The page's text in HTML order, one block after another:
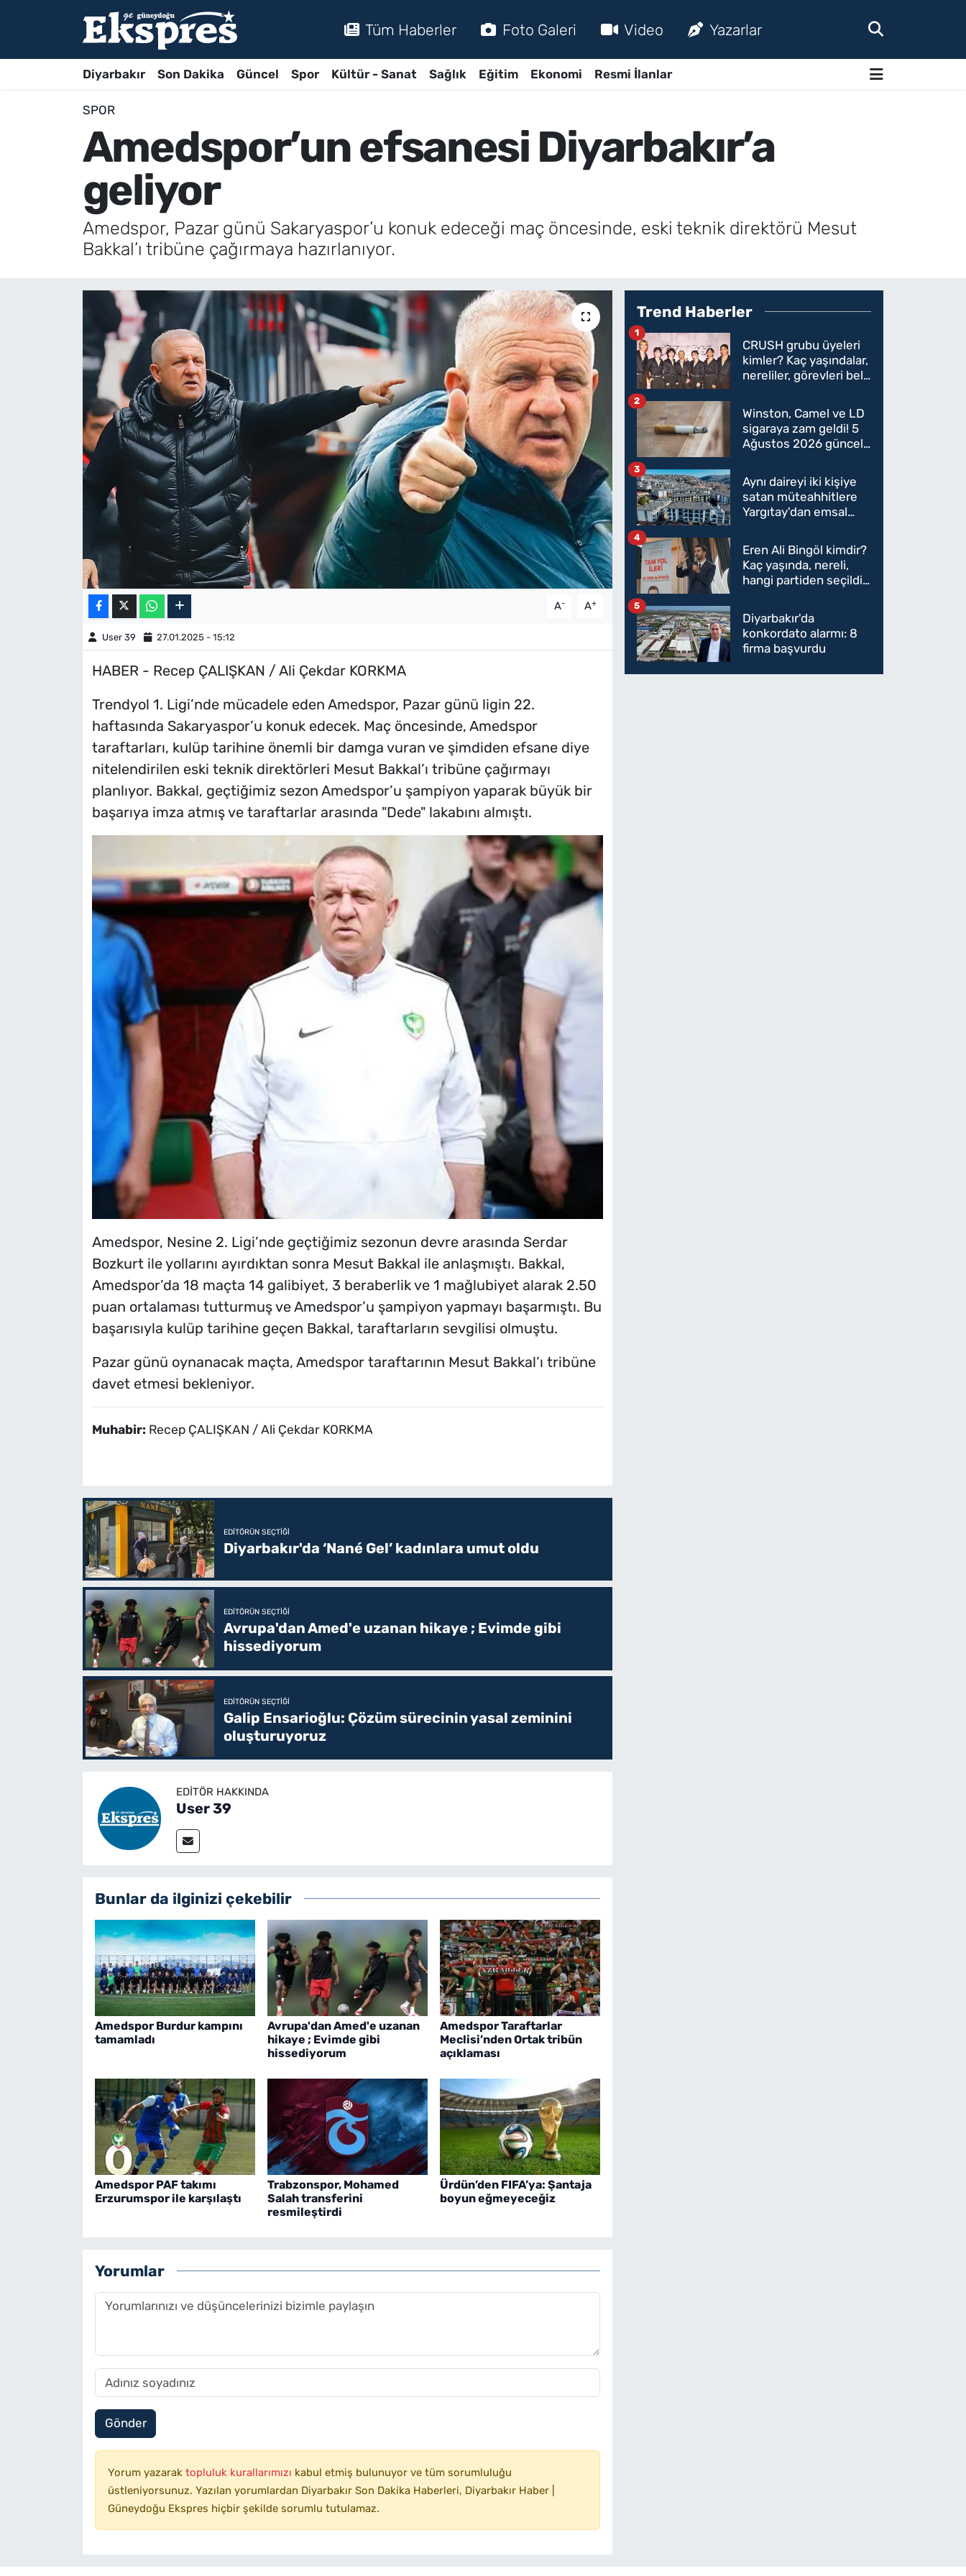
Tüm Haberler Foto Galeri Video Yazarlar
Diyarbakır Son Dakika Güncel Spor Kültür - Sanat Sağlık Eğitim Ekonomi Resmi İlanlar
SPOR
Amedspor’un efsanesi Diyarbakır’a
geliyor
Amedspor, Pazar günü Sakaryaspor’u konuk edeceği maç öncesinde, eski teknik direktörü Mesut
Bakkal’ı tribüne çağırmaya hazırlanıyor.
A- A+
User 39 27.01.2025 - 15:12
HABER - Recep ÇALIŞKAN / Ali Çekdar KORKMA
Trendyol 1. Ligi’nde mücadele eden Amedspor, Pazar günü ligin 22.
haftasında Sakaryaspor’u konuk edecek. Maç öncesinde, Amedspor
taraftarları, kulüp tarihine önemli bir damga vuran ve şimdiden efsane diye
nitelendirilen eski teknik direktörleri Mesut Bakkal’ı tribüne çağırmayı
planlıyor. Bakkal, geçtiğimiz sezon Amedspor’u şampiyon yaparak büyük bir
başarıya imza atmış ve taraftarlar arasında "Dede" lakabını almıştı.
Amedspor, Nesine 2. Ligi’nde geçtiğimiz sezonun devre arasında Serdar
Bozkurt ile yollarını ayırdıktan sonra Mesut Bakkal ile anlaşmıştı. Bakkal,
Amedspor’da 18 maçta 14 galibiyet, 3 beraberlik ve 1 mağlubiyet alarak 2.50
puan ortalaması tutturmuş ve Amedspor’u şampiyon yapmayı başarmıştı. Bu
başarısıyla kulüp tarihine geçen Bakkal, taraftarların sevgilisi olmuştu.
Pazar günü oynanacak maçta, Amedspor taraftarının Mesut Bakkal’ı tribüne
davet etmesi bekleniyor.
Muhabir: Recep ÇALIŞKAN / Ali Çekdar KORKMA
EDITÖRÜN SEÇTIĞI
Diyarbakır'da ‘Nané Gel’ kadınlara umut oldu
EDITÖRÜN SEÇTIĞI
Avrupa'dan Amed'e uzanan hikaye ; Evimde gibi
hissediyorum
EDITÖRÜN SEÇTIĞI
Galip Ensarioğlu: Çözüm sürecinin yasal zeminini
oluşturuyoruz
EDITÖR HAKKINDA
User 39
Bunlar da ilginizi çekebilir
Amedspor Burdur kampını
tamamladı
Avrupa'dan Amed'e uzanan
hikaye ; Evimde gibi
hissediyorum
Amedspor Taraftarlar
Meclisi’nden Ortak tribün
açıklaması
Amedspor PAF takımı
Erzurumspor ile karşılaştı
Trabzonspor, Mohamed
Salah transferini
resmileştirdi
Ürdün’den FIFA’ya: Şantaja
boyun eğmeyeceğiz
Yorumlar
Gönder
Yorum yazarak topluluk kurallarımızı kabul etmiş bulunuyor ve tüm sorumluluğu
üstleniyorsunuz. Yazılan yorumlardan Diyarbakır Son Dakika Haberleri, Diyarbakır Haber |
Güneydoğu Ekspres hiçbir şekilde sorumlu tutulamaz.
Trend Haberler
CRUSH grubu üyeleri
kimler? Kaç yaşındalar,
nereliler, görevleri belli
1
Winston, Camel ve LD
sigaraya zam geldi! 5
Ağustos 2026 güncel
oldu
2
Aynı daireyi iki kişiye
satan müteahhitlere
Yargıtay'dan emsal
3
Eren Ali Bingöl kimdir?
Kaç yaşında, nereli,
hangi partiden seçildi?
Parti'ye mi geçecek?
4
Diyarbakır'da
konkordato alarmı: 8
firma başvurdu
5